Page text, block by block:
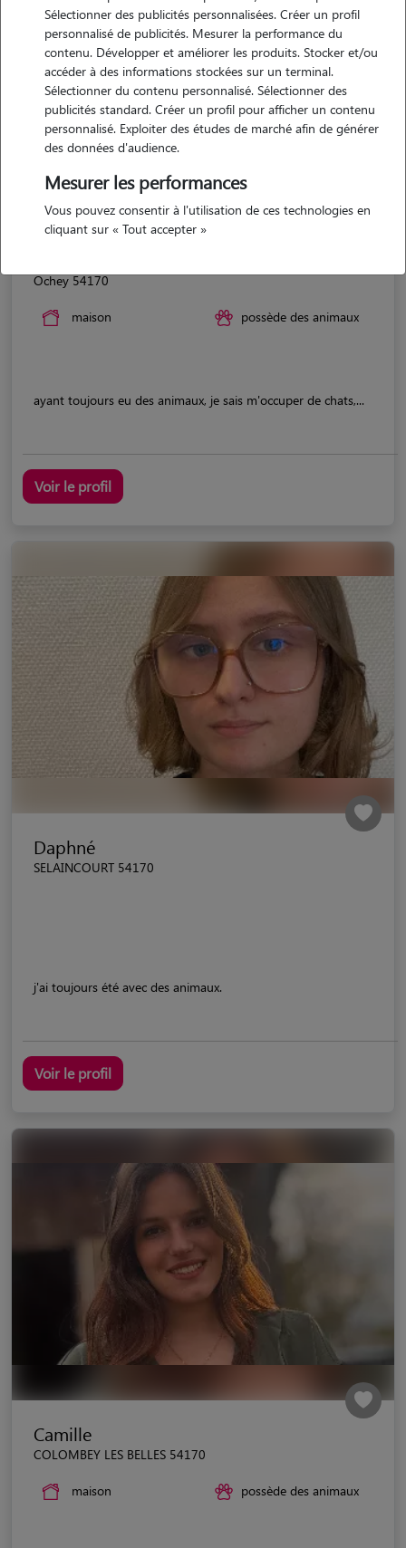
Ochey 54170
maison possède des animaux
ayant toujours eu des animaux, je sais m'occuper de chats,...
Voir le profil
Daphné
SELAINCOURT 54170
j'ai toujours été avec des animaux.
Voir le profil
Camille
COLOMBEY LES BELLES 54170
maison possède des animaux
Sélectionner des publicités personnalisées. Créer un profil
personnalisé de publicités. Mesurer la performance du
contenu. Développer et améliorer les produits. Stocker et/ou
accéder à des informations stockées sur un terminal.
Sélectionner du contenu personnalisé. Sélectionner des
publicités standard. Créer un profil pour afficher un contenu
personnalisé. Exploiter des études de marché afin de générer
des données d'audience.
Mesurer les performances
Vous pouvez consentir à l'utilisation de ces technologies en
cliquant sur « Tout accepter »